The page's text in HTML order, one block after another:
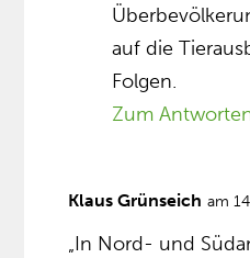
auf die
Folgen.
Zum
Klaus Grünseich am
„In Nord- und